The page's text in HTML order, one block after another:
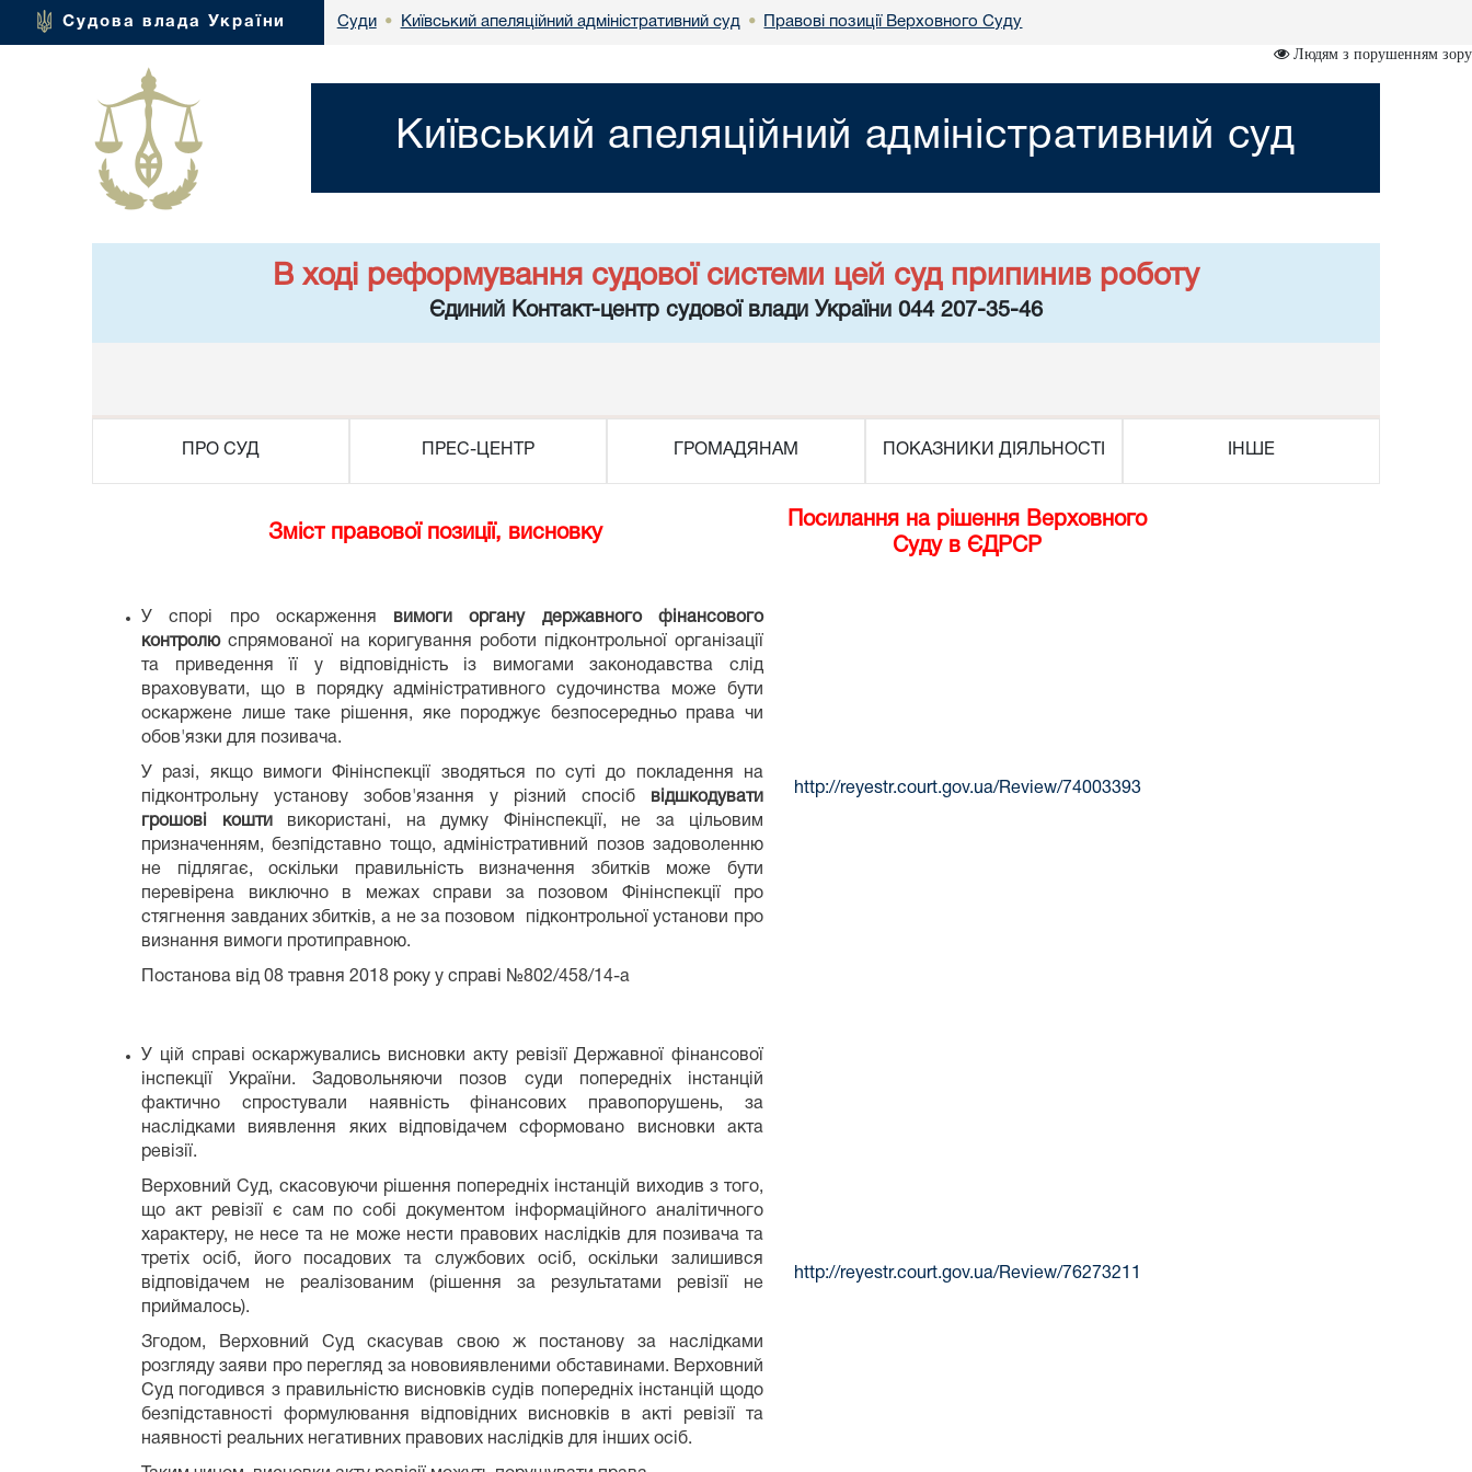
Судова влада України Суди • Київський апеляційний адміністративний суд • Правові позиції Верховного Суду
Людям з порушенням зору
Київський апеляційний адміністративний суд
В ході реформування судової системи цей суд припинив роботу
Єдиний Контакт-центр судової влади України 044 207-35-46
ПРО СУД ПРЕС-ЦЕНТР ГРОМАДЯНАМ ПОКАЗНИКИ ДІЯЛЬНОСТІ ІНШЕ
Зміст правової позиції, висновку
Посилання на рішення Верховного
Суду в ЄДРСР
У спорі про оскарження вимоги органу державного фінансового
контролюспрямованої на коригування роботи підконтрольної організації
та приведення її у відповідність із вимогами законодавства слід
враховувати, що в порядку адміністративного судочинства може бути
оскаржене лише таке рішення, яке породжує безпосередньо права чи
обов'язки для позивача.
У разі, якщо вимоги Фінінспекції зводяться по суті до покладення на
підконтрольну установу зобов'язання у різний спосіб відшкодувати
грошові коштивикористані, на думку Фінінспекції, не за цільовим
призначенням, безпідставно тощо, адміністративний позов задоволенню
не підлягає, оскільки правильність визначення збитків може бути
перевірена виключно в межах справи за позовом Фінінспекції про
стягнення завданих збитків, а не за позовом підконтрольної установи про
визнання вимоги протиправною.
Постанова від 08 травня 2018 року у справі №802/458/14-а
http://reyestr.court.gov.ua/Review/74003393
У цій справі оскаржувались висновки акту ревізії Державної фінансової
інспекції України. Задовольняючи позов суди попередніх інстанцій
фактично спростували наявність фінансових правопорушень, за
наслідками виявлення яких відповідачем сформовано висновки акта
ревізії.
Верховний Суд, скасовуючи рішення попередніх інстанцій виходив з того,
що акт ревізії є сам по собі документом інформаційного аналітичного
характеру, не несе та не може нести правових наслідків для позивача та
третіх осіб, його посадових та службових осіб, оскільки залишився
відповідачем не реалізованим (рішення за результатами ревізії не
приймалось).
Згодом, Верховний Суд скасував свою ж постанову за наслідками
розгляду заяви про перегляд за нововиявленими обставинами. Верховний
Суд погодився з правильністю висновків судів попередніх інстанцій щодо
безпідставності формулювання відповідних висновків в акті ревізії та
наявності реальних негативних правових наслідків для інших осіб.
http://reyestr.court.gov.ua/Review/76273211